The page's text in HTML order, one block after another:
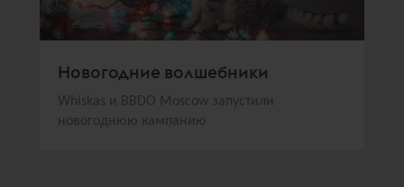
Новогодние волшебники
Whiskas и BBDO Moscow запустили
новогоднюю кампанию